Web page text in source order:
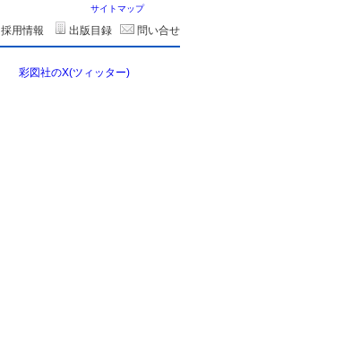
サイトマップ
採用情報 出版目録
問い合せ
彩図社のX(ツィッター)